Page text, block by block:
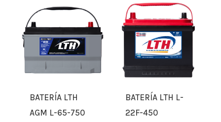
BATERÍA LTH
AGM L-65-750
BATERÍA LTH L-
22F-450